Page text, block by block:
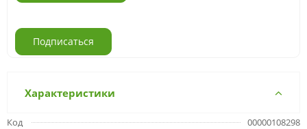
Подписаться
Характеристики
Код
00000108298